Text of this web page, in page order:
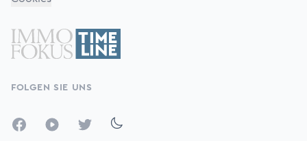
FOLGEN SIE UNS
FacebookYouTubeTwitter